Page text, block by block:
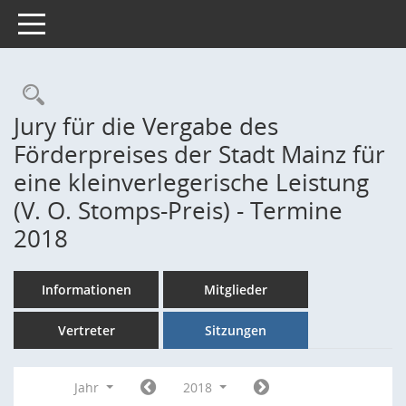
Toggle navigation
Rechercheauswahl
Jury für die Vergabe des
Förderpreises der Stadt Mainz für
eine kleinverlegerische Leistung
(V. O. Stomps-Preis) - Termine
2018
Informationen Mitglieder
Vertreter Sitzungen
Jahr
2018